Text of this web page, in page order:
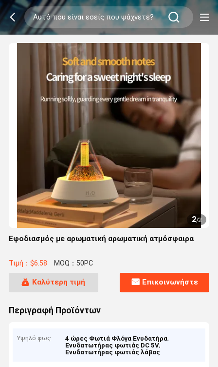
1/2
Εφοδιασμός με αρωματική αρωματική ατμόσφαιρα
Τιμή：$6.58 MOQ：50PC
Καλύτερη τιμή Επικοινωνήστε
Περιγραφή Προϊόντων
Υψηλό φως 4 ώρες Φωτιά Φλόγα Ενυδατήρα,
Ενυδατωτήρας φωτιάς DC 5V,
Ενυδατωτήρας φωτιάς λάβας